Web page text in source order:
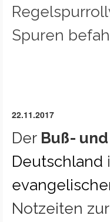
Spuren
22.11.2017
Der Buß-
Deutschland
Notzeiten